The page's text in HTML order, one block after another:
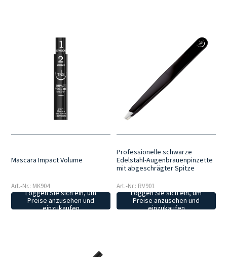
Mascara Impact Volume
Art.-Nr.: MK904
Loggen Sie sich ein, um
Preise anzusehen und
einzukaufen
Professionelle schwarze
Edelstahl-Augenbrauenpinzette
mit abgeschrägter Spitze
Art.-Nr.: RV901
Loggen Sie sich ein, um
Preise anzusehen und
einzukaufen